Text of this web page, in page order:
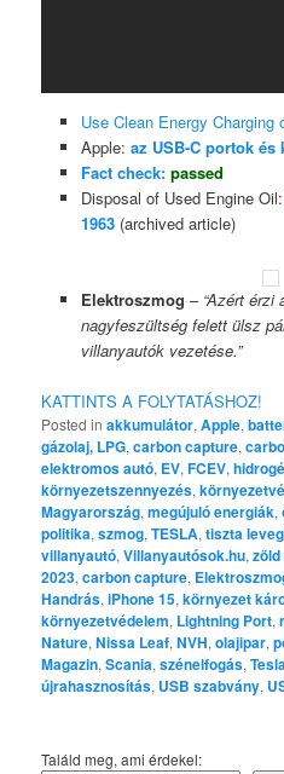
Use Clean Energy Charging
Apple: az USB-C portok és
Fact check: passed
Disposal of Used Engine Oil:
1963(archived article)
Elektroszmog – “Azért érzi
nagyfeszültség felett ülsz
villanyautók vezetése.”
KATTINTS A FOLYTATÁSHOZ!
Posted in akkumulátor,Apple,
gázolaj, LPG,carbon capture,
elektromos autó, EV,FCEV,
környezetszennyezés,
Magyarország,megújuló energiák,
politika,szmog,TESLA,tiszta
villanyautó,Villanyautósok.hu,
2023,carbon capture,
Handrás,iPhone 15,környezet
környezetvédelem, Lightning Port,
Nature,Nissa Leaf,NVH,olajipar,
Magazin,Scania,szénelfogás,
újrahasznosítás, USB szabvány,
Találd meg, ami érdekel: